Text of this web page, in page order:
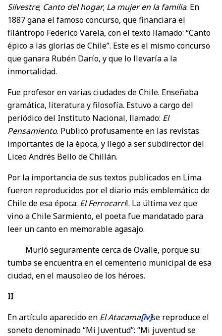
Silvestre; Canto del hogar; La mujer en la familia. En
1887 gana el famoso concurso, que financiara el
filántropo Federico Varela, con el texto llamado: “Canto
épico a las glorias de Chile”. Este es el mismo concurso
que ganara Rubén Darío, y que lo llevaría a la
inmortalidad.
Fue profesor en varias ciudades de Chile. Enseñaba
gramática, literatura y filosofía. Estuvo a cargo del
periódico del Instituto Nacional, llamado: El
Pensamiento. Publicó profusamente en las revistas
importantes de la época, y llegó a ser subdirector del
Liceo Andrés Bello de Chillán.
Por la importancia de sus textos publicados en Lima
fueron reproducidos por el diario más emblemático de
Chile de esa época: El Ferrocarril. La última vez que
vino a Chile Sarmiento, el poeta fue mandatado para
leer un canto en memorable agasajo.
Murió seguramente cerca de Ovalle, porque su
tumba se encuentra en el cementerio municipal de esa
ciudad, en el mausoleo de los héroes.
II
En artículo aparecido en El Atacama[iv]se reproduce el
soneto denominado “Mi Juventud”: “Mi juventud se